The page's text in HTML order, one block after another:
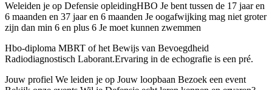
Weleiden je op Defensie opleidingHBO Je bent tussen de 17 jaar en
6 maanden en 37 jaar en 6 maanden Je oogafwijking mag niet groter
zijn dan min 6 en plus 6 Je moet kunnen zwemmen
Hbo-diploma MBRT of het Bewijs van Bevoegdheid
Radiodiagnostisch Laborant.Ervaring in de echografie is een pré.
Jouw profiel We leiden je op Jouw loopbaan Bezoek een event